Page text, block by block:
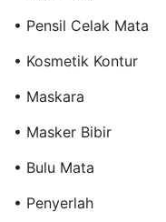
• Pensil Celak Mata
• Kosmetik Kontur
• Maskara
• Masker Bibir
• Bulu Mata
• Penyerlah